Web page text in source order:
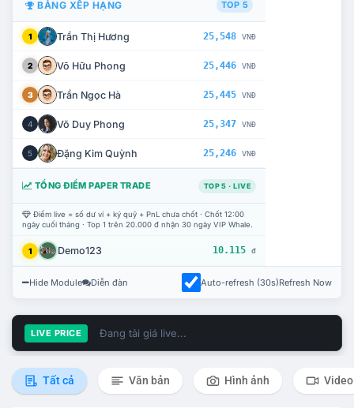
BẢNG XẾP HẠNG TOP 5
1 Trần Thị Hương 25,548 VNĐ
2 Võ Hữu Phong 25,446 VNĐ
3 Trần Ngọc Hà 25,445 VNĐ
4 Võ Duy Phong 25,347 VNĐ
5 Đặng Kim Quỳnh 25,246 VNĐ
TỔNG ĐIỂM PAPER TRADE TOP 5 · LIVE
Điểm live = số dư ví + ký quỹ + PnL chưa chốt · Chốt 12:00
ngày cuối tháng · Top 1 trên 20.000 đ nhận 30 ngày VIP Whale.
1 Demo123 10.115 đ
Hide Module Diễn đàn Auto-refresh (30s)Refresh Now
LIVE PRICE Đang tải giá live...
Tất cả Văn bản Hình ảnh Video